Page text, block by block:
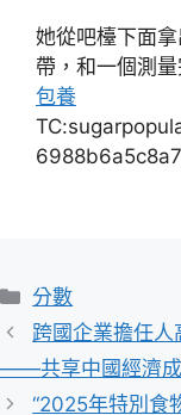
她從吧檯下面
帶，和一個測量
包養
分
類
分數
跨國企業擔任
——共享中國經濟成
“2025年特別食